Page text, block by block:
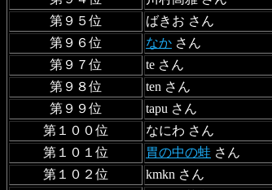
第９５位
ばきお さん
第９６位
なか さん
第９７位
te さん
第９８位
ten さん
第９９位
tapu さん
第１００位
なにわ さん
第１０１位
胃の中の蛙 さん
第１０２位
kmkn さん